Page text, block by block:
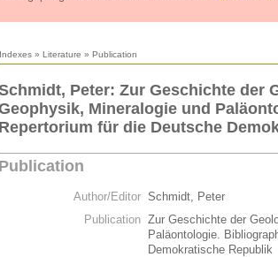
Indexes » Literature » Publication
Peter: Zur Geschichte der
Mineralogie und
Repertorium für die Deutsche
Publication
Author/Editor Schmidt, Peter
Publication Zur Geschichte der
Paläontologie.
Demokratische Republik